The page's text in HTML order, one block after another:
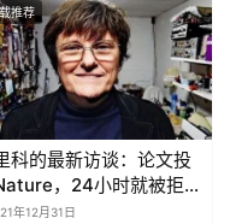
推荐
科的最新访谈：论文投
，24小时就被拒
10多年前，生物公司就
年12月31日